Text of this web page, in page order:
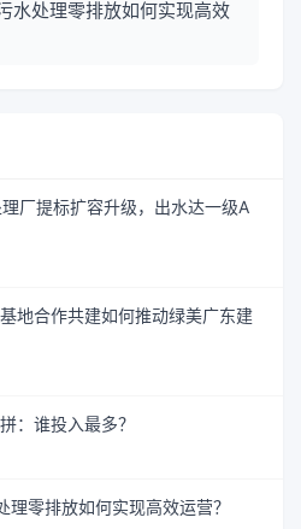
水处理零排放如何实现高效
厂提标扩容升级，出水达一级A
地合作共建如何推动绿美广东建
：谁投入最多？
零排放如何实现高效运营？